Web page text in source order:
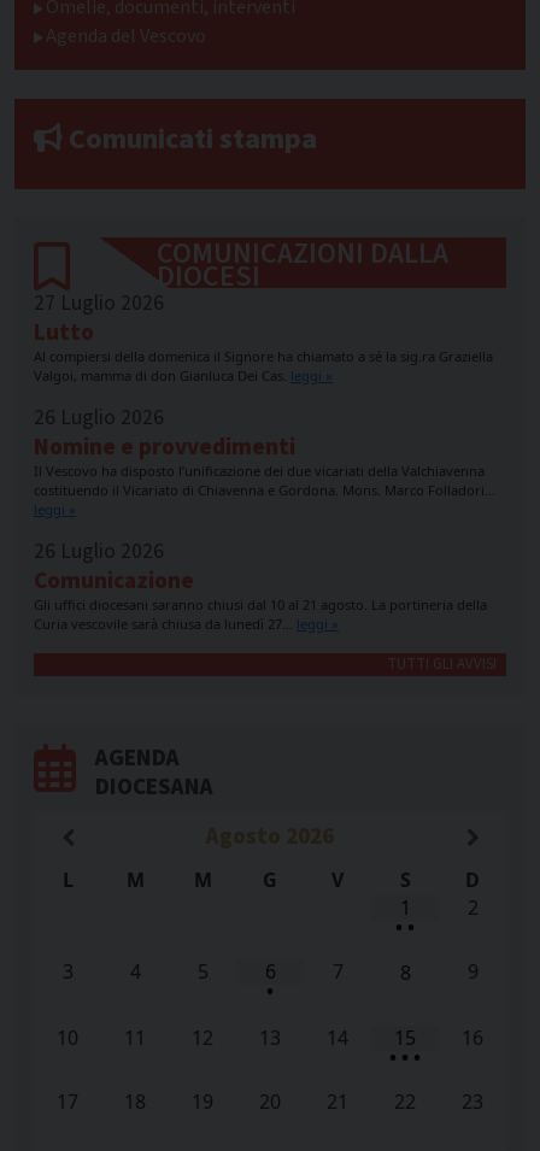
Omelie, documenti, interventi
Agenda del Vescovo
Comunicati stampa
COMUNICAZIONI DALLA
DIOCESI
27 Luglio 2026
Lutto
Al compiersi della domenica il Signore ha chiamato a sé la sig.ra Graziella
Valgoi, mamma di don Gianluca Dei Cas. leggi »
26 Luglio 2026
Nomine e provvedimenti
Il Vescovo ha disposto l’unificazione dei due vicariati della Valchiavenna
costituendo il Vicariato di Chiavenna e Gordona. Mons. Marco Folladori…
leggi »
26 Luglio 2026
Comunicazione
Gli uffici diocesani saranno chiusi dal 10 al 21 agosto. La portineria della
Curia vescovile sarà chiusa da lunedì 27… leggi »
TUTTI GLI AVVISI
AGENDA
DIOCESANA
L M M G V S
D
1
• •
2
3 4 5 6
•
7 8 9
10 11 12 13 14 15
• • •
16
17 18 19 20 21 22 23